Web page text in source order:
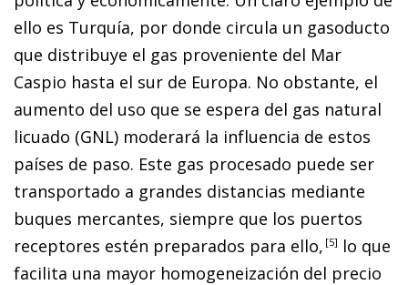
ello es Turquía, por donde circula un gasoducto
que distribuye el gas proveniente del Mar
Caspio hasta el sur de Europa. No obstante, el
aumento del uso que se espera del gas natural
licuado (GNL) moderará la influencia de estos
países de paso. Este gas procesado puede ser
transportado a grandes distancias mediante
buques mercantes, siempre que los puertos
receptores estén preparados para ello, 5
lo que
facilita una mayor homogeneización del precio